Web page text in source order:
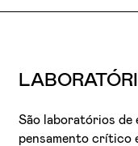
São laboratórios de
pensamento crítico